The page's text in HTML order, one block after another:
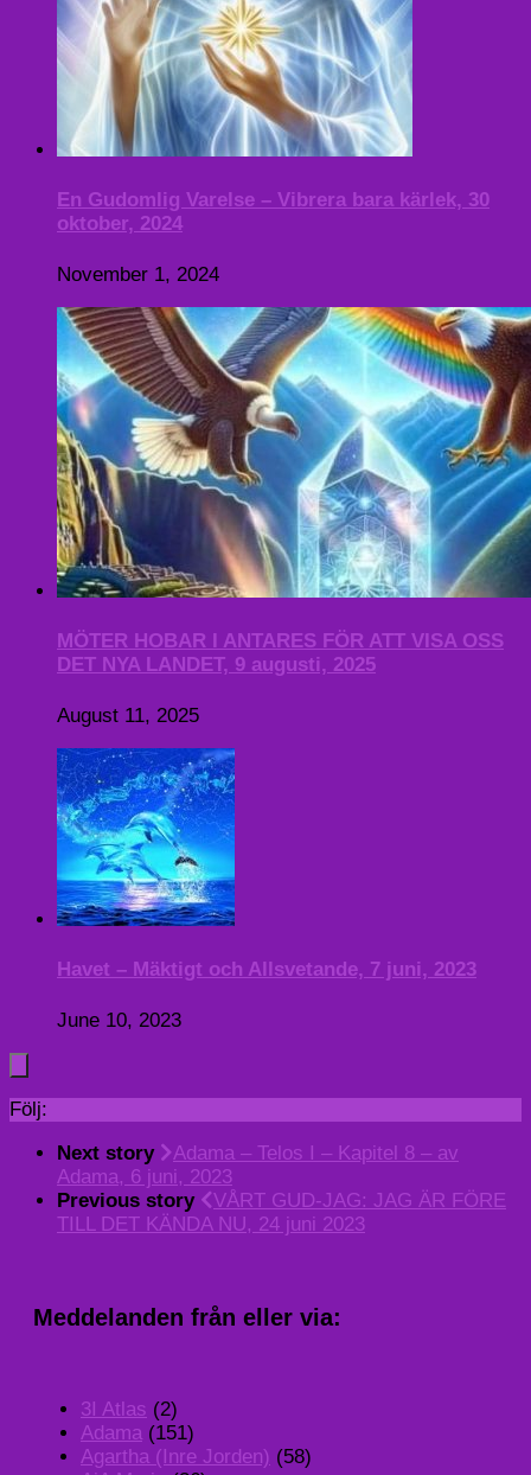
En Gudomlig Varelse – Vibrera bara kärlek, 30
oktober, 2024
November 1, 2024
MÖTER HOBAR I ANTARES FÖR ATT VISA OSS
DET NYA LANDET, 9 augusti, 2025
August 11, 2025
Havet – Mäktigt och Allsvetande, 7 juni, 2023
June 10, 2023
Följ:
Next story
Adama – Telos I – Kapitel 8 – av
Adama, 6 juni, 2023
Previous story
VÅRT GUD-JAG: JAG ÄR FÖRE
TILL DET KÄNDA NU, 24 juni 2023
Meddelanden från eller via:
3I Atlas (2)
Adama (151)
Agartha (Inre Jorden) (58)